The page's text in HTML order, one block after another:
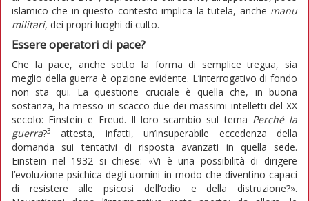
islamico che in questo contesto implica la tutela, anche manu
militari, dei propri luoghi di culto.
Essere operatori di pace?
Che la pace, anche sotto la forma di semplice tregua, sia
meglio della guerra è opzione evidente. L’interrogativo di fondo
non sta qui. La questione cruciale è quella che, in buona
sostanza, ha messo in scacco due dei massimi intelletti del XX
secolo: Einstein e Freud. Il loro scambio sul tema Perché la
guerra?3
attesta, infatti, un’insuperabile eccedenza della
domanda sui tentativi di risposta avanzati in quella sede.
Einstein nel 1932 si chiese: «Vi è una possibilità di dirigere
l’evoluzione psichica degli uomini in modo che diventino capaci
di resistere alle psicosi dell’odio e della distruzione?».